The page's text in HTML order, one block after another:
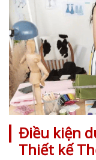
Điều kiện
Thiết kế